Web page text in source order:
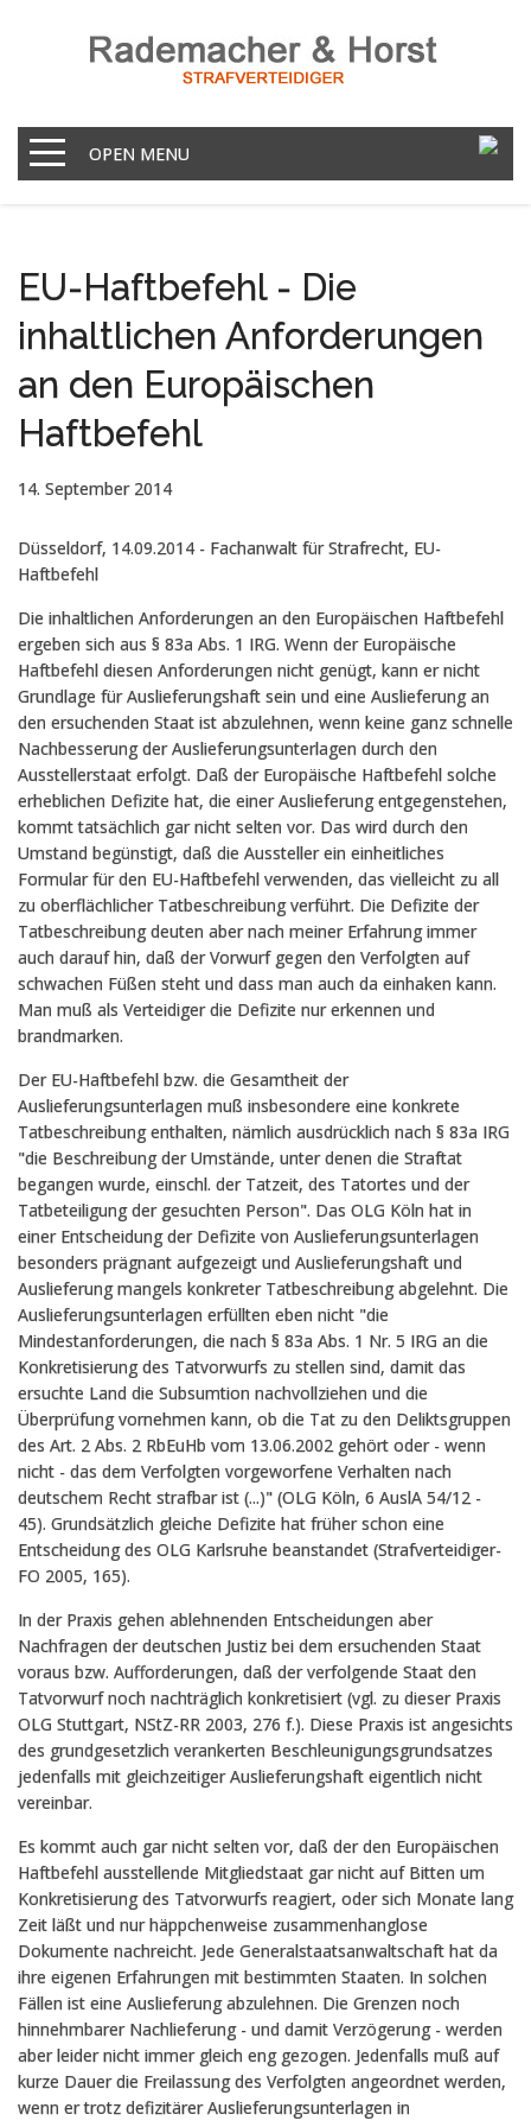
OPEN MENU
EU-Haftbefehl - Die
inhaltlichen Anforderungen
an den Europäischen
Haftbefehl
14. September 2014
Düsseldorf, 14.09.2014 - Fachanwalt für Strafrecht, EU-
Haftbefehl
Die inhaltlichen Anforderungen an den Europäischen Haftbefehl
ergeben sich aus § 83a Abs. 1 IRG. Wenn der Europäische
Haftbefehl diesen Anforderungen nicht genügt, kann er nicht
Grundlage für Auslieferungshaft sein und eine Auslieferung an
den ersuchenden Staat ist abzulehnen, wenn keine ganz schnelle
Nachbesserung der Auslieferungsunterlagen durch den
Ausstellerstaat erfolgt. Daß der Europäische Haftbefehl solche
erheblichen Defizite hat, die einer Auslieferung entgegenstehen,
kommt tatsächlich gar nicht selten vor. Das wird durch den
Umstand begünstigt, daß die Aussteller ein einheitliches
Formular für den EU-Haftbefehl verwenden, das vielleicht zu all
zu oberflächlicher Tatbeschreibung verführt. Die Defizite der
Tatbeschreibung deuten aber nach meiner Erfahrung immer
auch darauf hin, daß der Vorwurf gegen den Verfolgten auf
schwachen Füßen steht und dass man auch da einhaken kann.
Man muß als Verteidiger die Defizite nur erkennen und
brandmarken.
Der EU-Haftbefehl bzw. die Gesamtheit der
Auslieferungsunterlagen muß insbesondere eine konkrete
Tatbeschreibung enthalten, nämlich ausdrücklich nach § 83a IRG
"die Beschreibung der Umstände, unter denen die Straftat
begangen wurde, einschl. der Tatzeit, des Tatortes und der
Tatbeteiligung der gesuchten Person". Das OLG Köln hat in
einer Entscheidung der Defizite von Auslieferungsunterlagen
besonders prägnant aufgezeigt und Auslieferungshaft und
Auslieferung mangels konkreter Tatbeschreibung abgelehnt. Die
Auslieferungsunterlagen erfüllten eben nicht "die
Mindestanforderungen, die nach § 83a Abs. 1 Nr. 5 IRG an die
Konkretisierung des Tatvorwurfs zu stellen sind, damit das
ersuchte Land die Subsumtion nachvollziehen und die
Überprüfung vornehmen kann, ob die Tat zu den Deliktsgruppen
des Art. 2 Abs. 2 RbEuHb vom 13.06.2002 gehört oder - wenn
nicht - das dem Verfolgten vorgeworfene Verhalten nach
deutschem Recht strafbar ist (...)" (OLG Köln, 6 AuslA 54/12 -
45). Grundsätzlich gleiche Defizite hat früher schon eine
Entscheidung des OLG Karlsruhe beanstandet (Strafverteidiger-
FO 2005, 165).
In der Praxis gehen ablehnenden Entscheidungen aber
Nachfragen der deutschen Justiz bei dem ersuchenden Staat
voraus bzw. Aufforderungen, daß der verfolgende Staat den
Tatvorwurf noch nachträglich konkretisiert (vgl. zu dieser Praxis
OLG Stuttgart, NStZ-RR 2003, 276 f.). Diese Praxis ist angesichts
des grundgesetzlich verankerten Beschleunigungsgrundsatzes
jedenfalls mit gleichzeitiger Auslieferungshaft eigentlich nicht
vereinbar.
Es kommt auch gar nicht selten vor, daß der den Europäischen
Haftbefehl ausstellende Mitgliedstaat gar nicht auf Bitten um
Konkretisierung des Tatvorwurfs reagiert, oder sich Monate lang
Zeit läßt und nur häppchenweise zusammenhanglose
Dokumente nachreicht. Jede Generalstaatsanwaltschaft hat da
ihre eigenen Erfahrungen mit bestimmten Staaten. In solchen
Fällen ist eine Auslieferung abzulehnen. Die Grenzen noch
hinnehmbarer Nachlieferung - und damit Verzögerung - werden
aber leider nicht immer gleich eng gezogen. Jedenfalls muß auf
kurze Dauer die Freilassung des Verfolgten angeordnet werden,
wenn er trotz defizitärer Auslieferungsunterlagen in